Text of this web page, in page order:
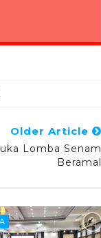
Older Article
Lomba Senam
Beramal